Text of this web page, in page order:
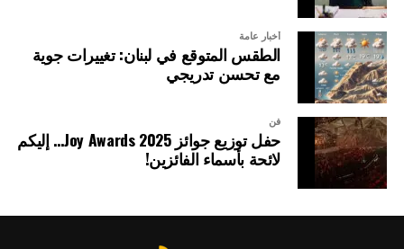
أخبار عامة
الطقس المتوقع في لبنان: تغييرات جوية
مع تحسن تدريجي
فن
حفل توزيع جوائز Joy Awards 2025… إليكم
لائحة بأسماء الفائزين!